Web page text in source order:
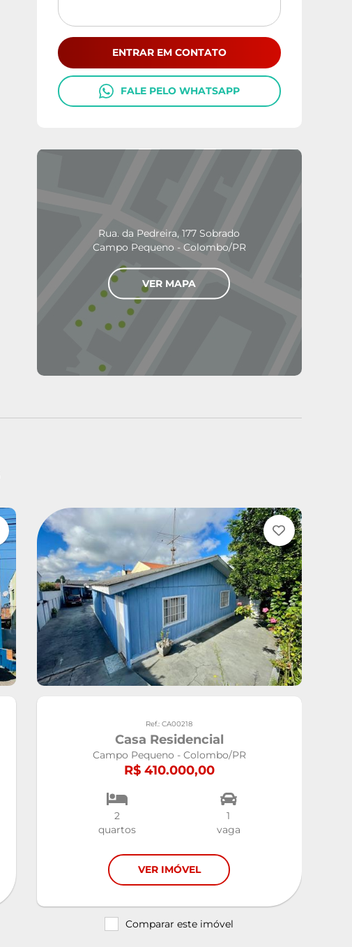
ENTRAR EM CONTATO
FALE PELO WHATSAPP
Rua. da Pedreira, 177 Sobrado
Campo Pequeno - Colombo/PR
VER MAPA
Ref.: CA00218
Casa Residencial
Campo Pequeno - Colombo/PR
R$ 410.000,00
2
quartos
1
vaga
VER IMÓVEL
Comparar este imóvel